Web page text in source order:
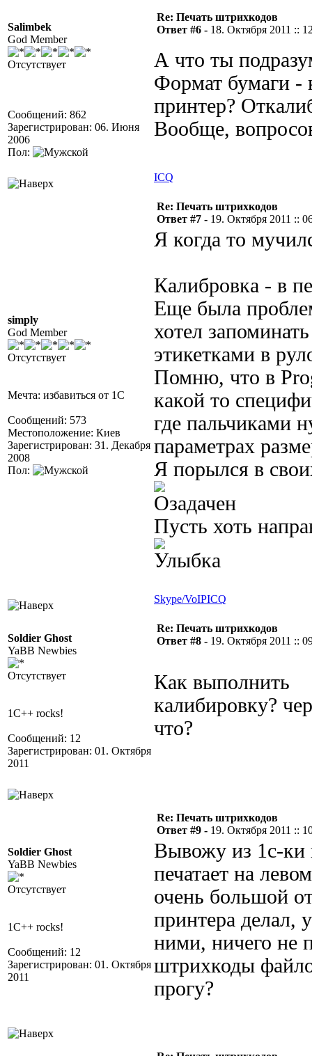
Salimbek
God Member
Отсутствует
Сообщений: 862
Зарегистрирован: 06. Июня
2006
Пол:
Re: Печать штрихкодов
Ответ #6 - 18. Октября 2011 ::
А что ты
Формат бумаги -
принтер?
Вообще,
ICQ
simply
God Member
Отсутствует
Мечта: избавиться от 1С
Сообщений: 573
Местоположение: Киев
Зарегистрирован: 31. Декабря
2008
Пол:
Re: Печать штрихкодов
Ответ #7 - 19. Октября 2011 ::
Я когда то
Калибровка - в
Еще была
хотел
этикетками в
Помню, что в
какой то
где пальчиками
параметрах
Я порылся в
Пусть хоть
Skype/VoIPICQ
Soldier Ghost
YaBB Newbies
Отсутствует
1C++ rocks!
Сообщений: 12
Зарегистрирован: 01. Октября
2011
Re: Печать штрихкодов
Ответ #8 - 19. Октября 2011 ::
Как выполнить
калибировку?
что?
Soldier Ghost
YaBB Newbies
Отсутствует
1C++ rocks!
Сообщений: 12
Зарегистрирован: 01. Октября
2011
Re: Печать штрихкодов
Ответ #9 - 19. Октября 2011 ::
Вывожу из 1с-ки
печатает на
очень большой
принтера делал,
ними, ничего не
штрихкоды
прогу?